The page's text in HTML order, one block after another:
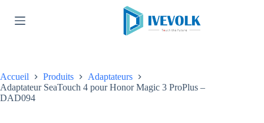
contenu
Accueil Produits
Adaptateurs
Adaptateur SeaTouch 4 pour Honor Magic 3 ProPlus –
DAD094